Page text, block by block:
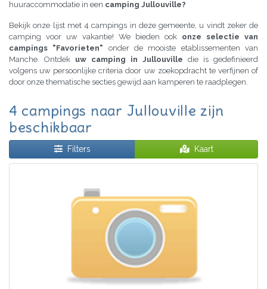
huuraccommodatie in een camping Jullouville?
Bekijk onze lijst met 4 campings in deze gemeente, u vindt zeker de
camping voor uw vakantie! We bieden ook onze selectie van
campings "Favorieten" onder de mooiste etablissementen van
Manche. Ontdek uw camping in Jullouville die is gedefinieerd
volgens uw persoonlijke criteria door uw zoekopdracht te verfijnen of
door onze thematische secties gewijd aan kamperen te raadplegen.
4 campings naar Jullouville zijn
beschikbaar
Filters Kaart